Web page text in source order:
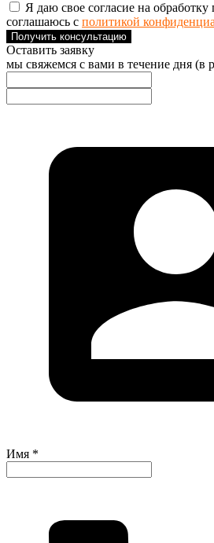
Я даю свое согласие на
соглашаюсь с политикой
Получить консультацию
Оставить заявку
мы свяжемся с вами в течение дня (в
Имя *